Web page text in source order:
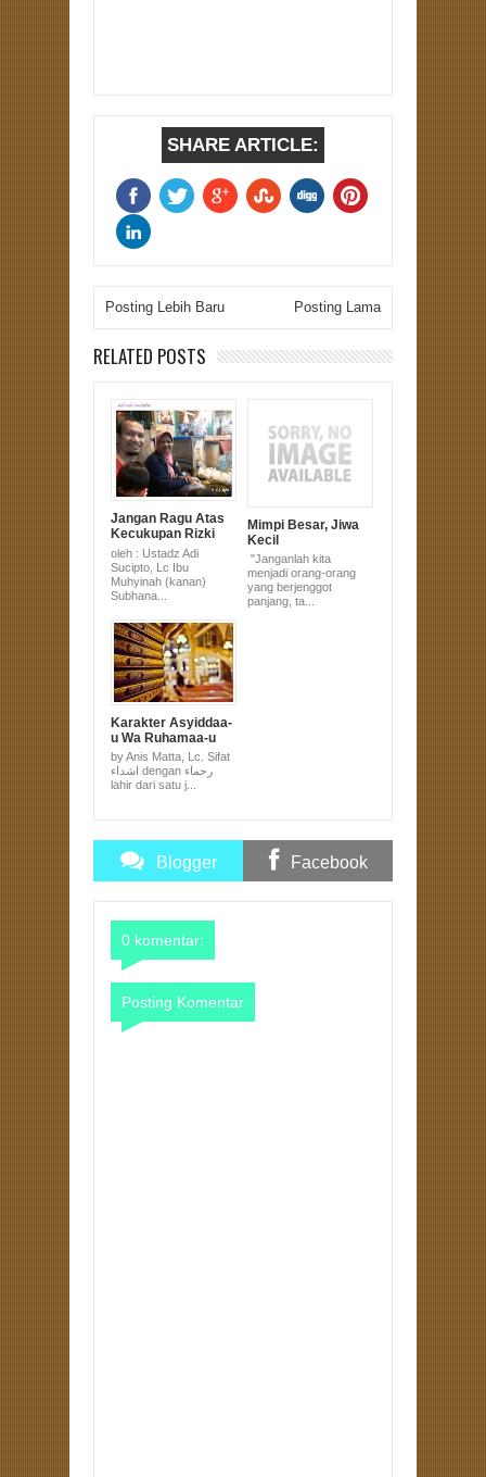
SHARE ARTICLE:
Posting Lebih Baru Posting Lama
RELATED POSTS
Jangan Ragu Atas
Kecukupan Rizki
dari Allah
oleh : Ustadz Adi
Sucipto, Lc Ibu
Muhyinah (kanan)
Subhana...
Mimpi Besar, Jiwa
Kecil
"Janganlah kita
menjadi orang-orang
yang berjenggot
panjang, ta...
Karakter Asyiddaa-
u Wa Ruhamaa-u
by Anis Matta, Lc. Sifat
اشداء dengan رحماء
lahir dari satu j...
Blogger Facebook
0 komentar:
Posting Komentar